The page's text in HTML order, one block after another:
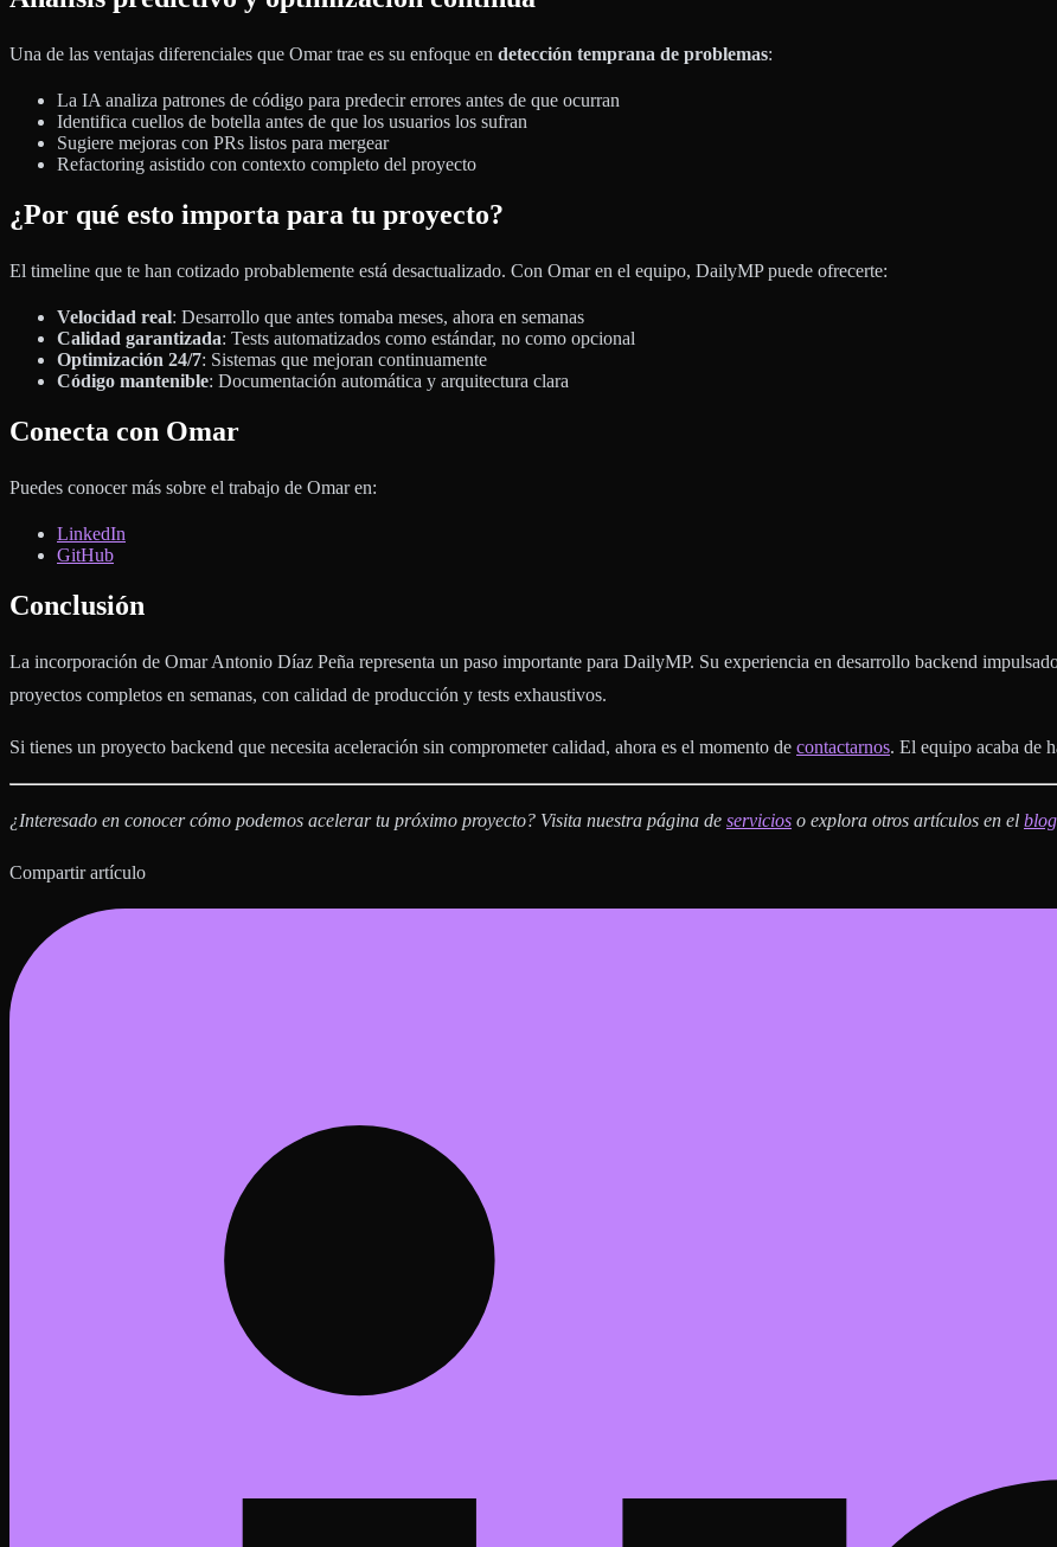
Una de las ventajas diferenciales que Omar trae es su enfoque en detección temprana de problemas:
La IA analiza patrones de código para predecir errores antes de que ocurran
Identifica cuellos de botella antes de que los usuarios los sufran
Sugiere mejoras con PRs listos para mergear
Refactoring asistido con contexto completo del proyecto
¿Por qué esto importa para tu proyecto?
El timeline que te han cotizado probablemente está desactualizado. Con Omar en el equipo, DailyMP puede ofrecerte:
Velocidad real: Desarrollo que antes tomaba meses, ahora en semanas
Calidad garantizada: Tests automatizados como estándar, no como opcional
Optimización 24/7: Sistemas que mejoran continuamente
Código mantenible: Documentación automática y arquitectura clara
Conecta con Omar
Puedes conocer más sobre el trabajo de Omar en:
LinkedIn
GitHub
Conclusión
La incorporación de Omar Antonio Díaz Peña representa un paso importante para DailyMP. Su experiencia en desarrollo backend
proyectos completos en semanas, con calidad de producción y tests exhaustivos.
Si tienes un proyecto backend que necesita aceleración sin comprometer calidad, ahora es el momento de contactarnos. El equipo acaba de
¿Interesado en conocer cómo podemos acelerar tu próximo proyecto? Visita nuestra página de servicios o explora otros artículos en el blog
Compartir artículo